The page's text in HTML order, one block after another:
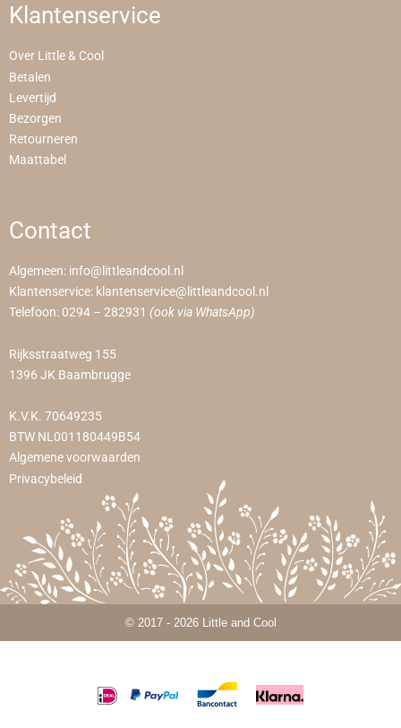
Klantenservice
Over Little & Cool
Betalen
Levertijd
Bezorgen
Retourneren
Maattabel
Contact
Algemeen: info@littleandcool.nl
Klantenservice: klantenservice@littleandcool.nl
Telefoon: 0294 – 282931 (ook via WhatsApp)
Rijksstraatweg 155
1396 JK Baambrugge
K.V.K. 70649235
BTW NL001180449B54
Algemene voorwaarden
Privacybeleid
© 2017 - 2026 Little and Cool